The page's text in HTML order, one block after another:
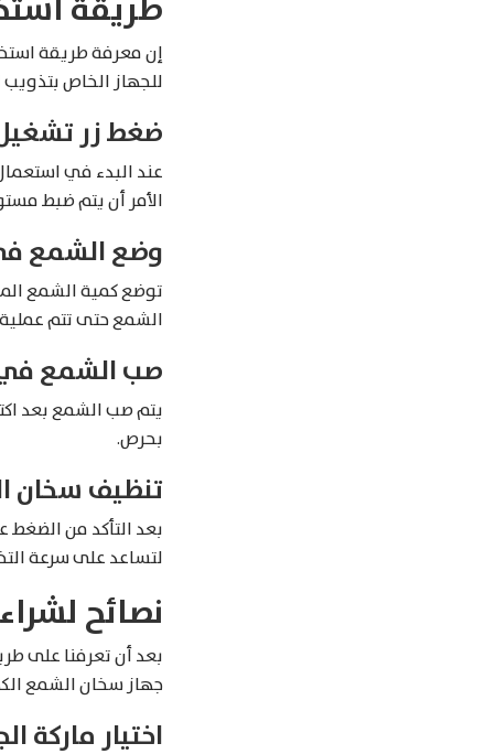
إن معرفة طريقة
للجهاز الخاص بتذويب
ضغط زر
عند البدء في
الأمر أن يتم ضبط
وضع الشمع
توضع كمية الشمع
الشمع حتى تتم عملية
صب الشمع
يتم صب الشمع بعد
بحرص.
تنظيف سخان
بعد التأكد من
لتساعد على سرعة
نصائح
بعد أن تعرفنا على
جهاز سخان الشمع
اختيار ماركة